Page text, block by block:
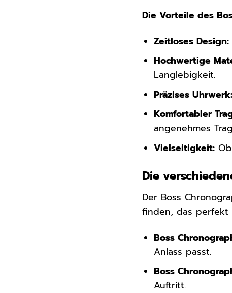
Die Vorteile des
Zeitloses Design:
Hochwertige
Langlebigkeit.
Präzises Uhrwerk:
Komfortabler
angenehmes
Vielseitigkeit:
Die
Der Boss
finden, das perfekt
Boss
Anlass passt.
Boss
Auftritt.